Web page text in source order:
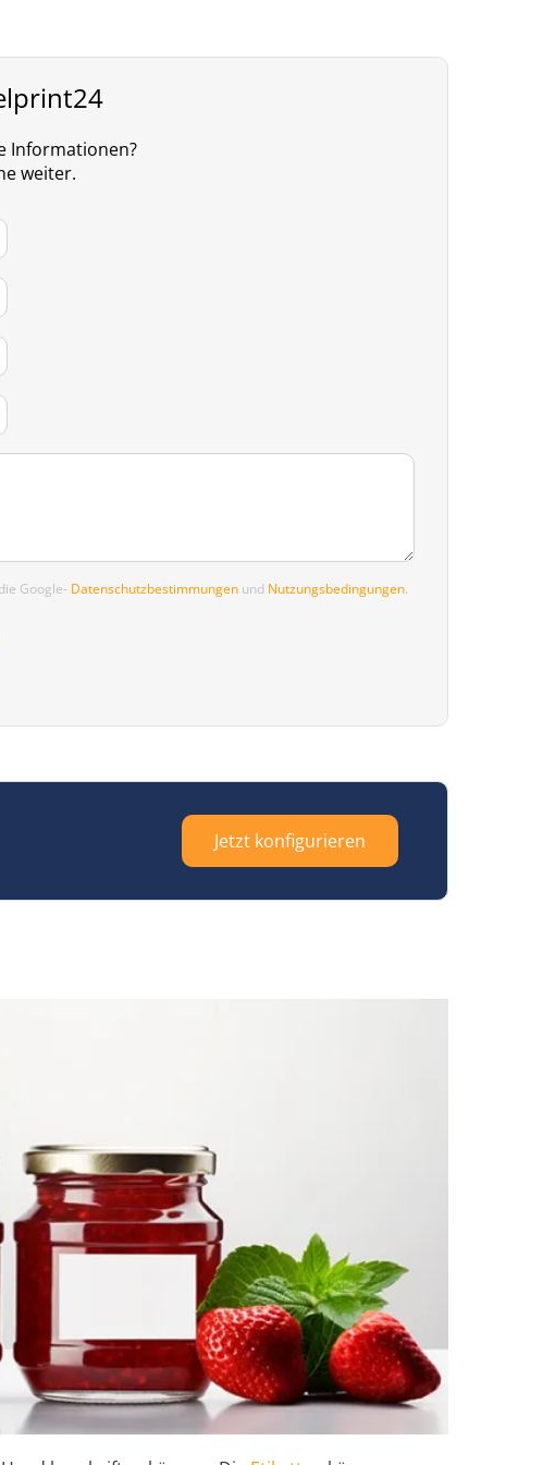
Informationen?
weiter.
Google- Datenschutzbestimmungen und Nutzungsbedingungen.
Jetzt konfigurieren